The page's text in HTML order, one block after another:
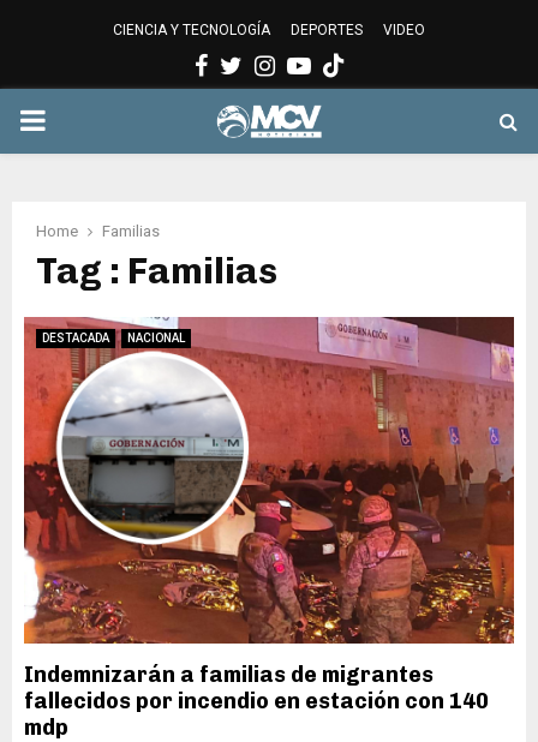
CIENCIA Y TECNOLOGÍA DEPORTES VIDEO
Facebook
Twitter
Instagram
Youtube
PRIMARY
Home Familias
Tag : Familias
DESTACADA NACIONAL
Indemnizarán a familias de migrantes
fallecidos por incendio en estación con 140
mdp